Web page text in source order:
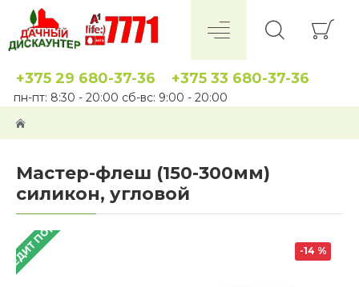
+375 29 680-37-36 +375 33 680-37-36
пн-пт: 8:30 - 20:00 сб-вс: 9:00 - 20:00
Мастер-флеш (150-300мм)
силикон, угловой
ПОД 4% -14 %